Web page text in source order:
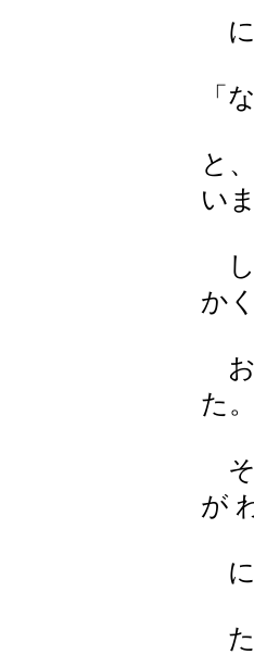
に
「
と
い
し
か
お
た。
そ
が
に
た